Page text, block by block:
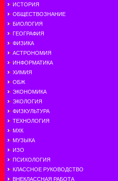
ИСТОРИЯ
ОБЩЕСТВОЗНАНИЕ
БИОЛОГИЯ
ГЕОГРАФИЯ
ФИЗИКА
АСТРОНОМИЯ
ИНФОРМАТИКА
ХИМИЯ
ОБЖ
ЭКОНОМИКА
ЭКОЛОГИЯ
ФИЗКУЛЬТУРА
ТЕХНОЛОГИЯ
МХК
МУЗЫКА
ИЗО
ПСИХОЛОГИЯ
КЛАССНОЕ РУКОВОДСТВО
ВНЕКЛАССНАЯ РАБОТА